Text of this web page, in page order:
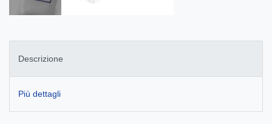
Descrizione
Più dettagli